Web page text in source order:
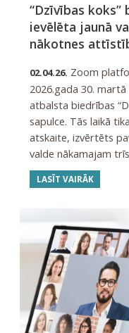
“Dzīvības koks”
ievēlēta jaunā
nākotnes
02.04.26. Zoom
2026.gada 30.
atbalsta biedrības
sapulce. Tās laikā
atskaite, izvērtēts
valde nākamajam
LASĪT VAIRĀK